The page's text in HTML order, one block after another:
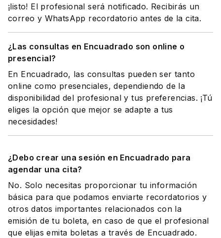
¡listo! El profesional será notificado. Recibirás un
correo y WhatsApp recordatorio antes de la cita.
¿Las consultas en Encuadrado son online o
presencial?
En Encuadrado, las consultas pueden ser tanto
online como presenciales, dependiendo de la
disponibilidad del profesional y tus preferencias. ¡Tú
eliges la opción que mejor se adapte a tus
necesidades!
¿Debo crear una sesión en Encuadrado para
agendar una cita?
No. Solo necesitas proporcionar tu información
básica para que podamos enviarte recordatorios y
otros datos importantes relacionados con la
emisión de tu boleta, en caso de que el profesional
que elijas emita boletas a través de Encuadrado.